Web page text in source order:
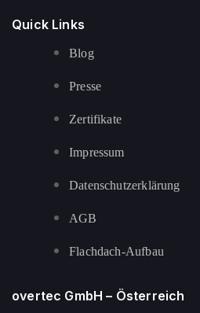
Quick Links
Blog
Presse
Zertifikate
Impressum
Datenschutzerklärung
AGB
Flachdach-Aufbau
overtec GmbH – Österreich